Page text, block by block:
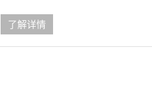
了解详情